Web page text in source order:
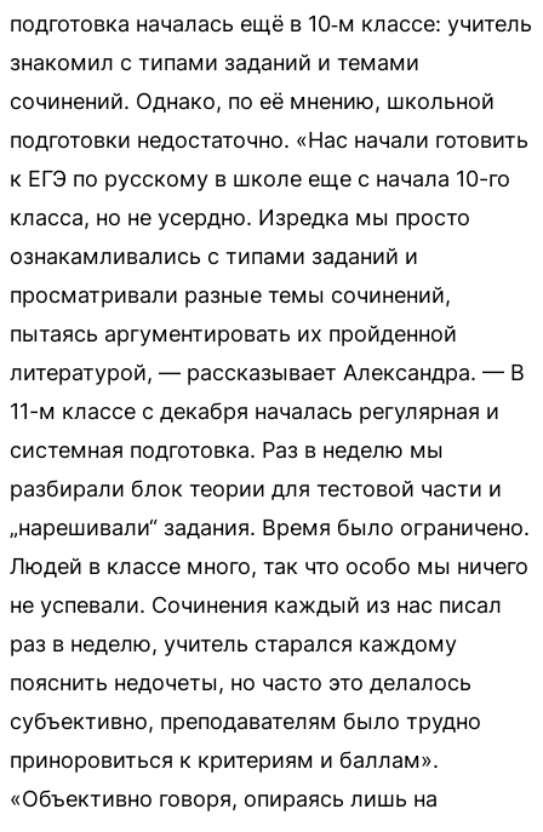
подготовка началась ещё в 10‑м классе: учитель
знакомил с типами заданий и темами
сочинений. Однако, по её мнению, школьной
подготовки недостаточно. «Нас начали готовить
к ЕГЭ по русскому в школе еще с начала 10-го
класса, но не усердно. Изредка мы просто
ознакамливались с типами заданий и
просматривали разные темы сочинений,
пытаясь аргументировать их пройденной
литературой, — рассказывает Александра. — В
11-м классе с декабря началась регулярная и
системная подготовка. Раз в неделю мы
разбирали блок теории для тестовой части и
„нарешивали“ задания. Время было ограничено.
Людей в классе много, так что особо мы ничего
не успевали. Сочинения каждый из нас писал
раз в неделю, учитель старался каждому
пояснить недочеты, но часто это делалось
субъективно, преподавателям было трудно
приноровиться к критериям и баллам».
«Объективно говоря, опираясь лишь на